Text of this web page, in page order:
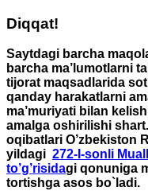
Diqqat!
Saytdagi barcha
barcha ma’lumotlarni
tijorat maqsadlarida
qanday harakatlarni
ma’muriyati bilan
amalga oshirilishi
oqibatlari O’zbekiston
yildagi 272-I-sonli
to’g’risidagi qonuniga
tortishga asos bo`ladi.